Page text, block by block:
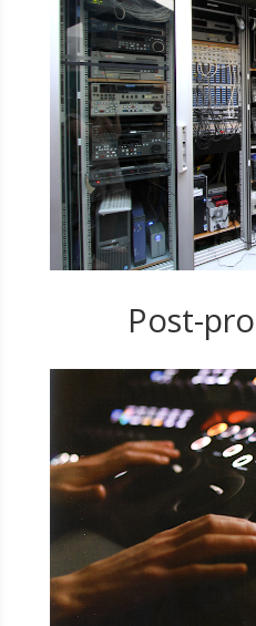
Post-